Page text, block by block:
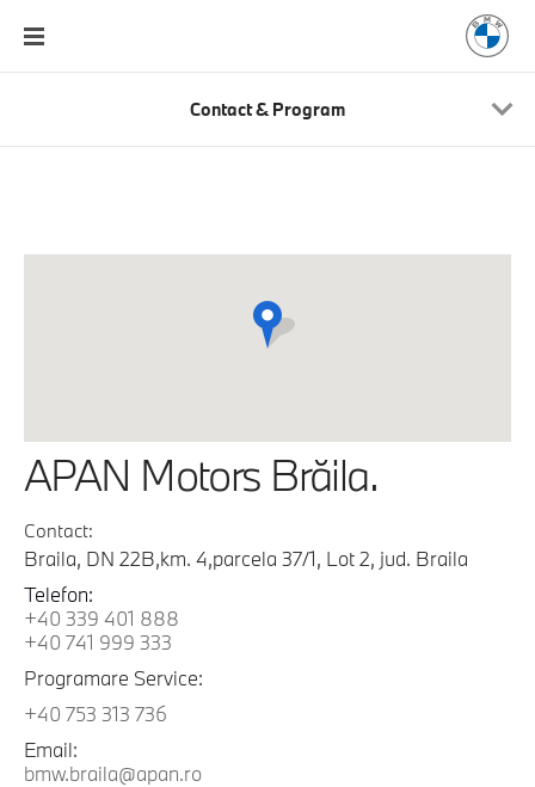
Contact & Program
APAN Motors Brăila.
Contact:
Braila, DN 22B,km. 4,parcela 37/1, Lot 2, jud. Braila
Telefon:
+40 339 401 888
+40 741 999 333
Programare Service:
+40 753 313 736
Email:
bmw.braila@apan.ro